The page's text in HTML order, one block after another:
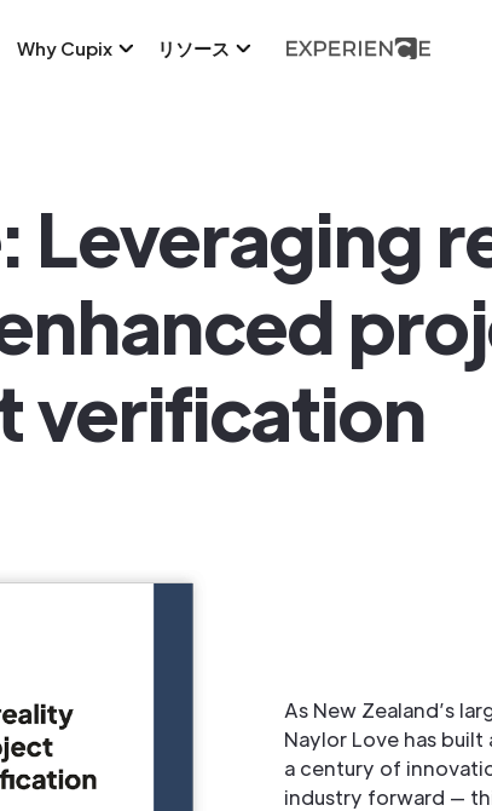
Why Cupix リソース
Leveraging
verification
As New Zealand’s
Naylor Love has
a century of
industry forward —